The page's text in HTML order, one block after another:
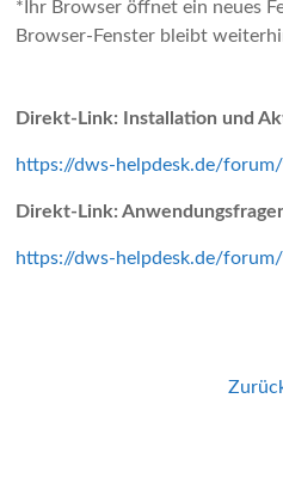
*Ihr Browser öffnet ein neues
Browser-Fenster bleibt
Direkt-Link: Installation und
https://dws-helpdesk.de/
Direkt-Link:
https://dws-helpdesk.de/